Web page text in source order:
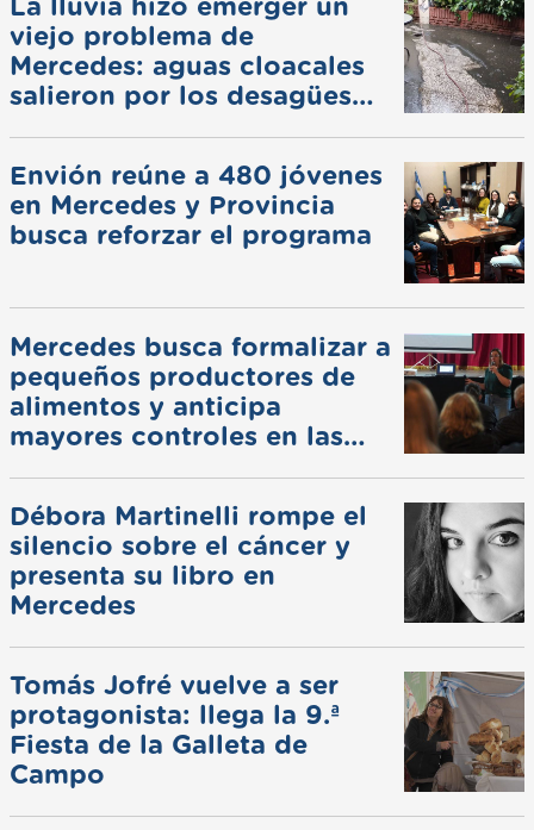
La lluvia hizo emerger un
viejo problema de
Mercedes: aguas cloacales
salieron por los desagües
Envión reúne a 480 jóvenes
en Mercedes y Provincia
busca reforzar el programa
Mercedes busca formalizar a
pequeños productores de
alimentos y anticipa
mayores controles en las
Débora Martinelli rompe el
silencio sobre el cáncer y
presenta su libro en
Mercedes
Tomás Jofré vuelve a ser
protagonista: llega la 9.ª
Fiesta de la Galleta de
Campo